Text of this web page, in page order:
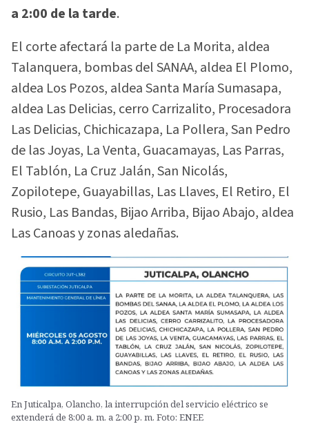
a 2:00 de la tarde.
El corte afectará la parte de La Morita, aldea
Talanquera, bombas del SANAA, aldea El Plomo,
aldea Los Pozos, aldea Santa María Sumasapa,
aldea Las Delicias, cerro Carrizalito, Procesadora
Las Delicias, Chichicazapa, La Pollera, San Pedro
de las Joyas, La Venta, Guacamayas, Las Parras,
El Tablón, La Cruz Jalán, San Nicolás,
Zopilotepe, Guayabillas, Las Llaves, El Retiro, El
Rusio, Las Bandas, Bijao Arriba, Bijao Abajo, aldea
Las Canoas y zonas aledañas.
En Juticalpa, Olancho, la interrupción del servicio eléctrico se
extenderá de 8:00 a. m. a 2:00 p. m. Foto: ENEE